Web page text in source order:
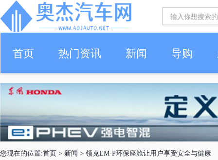
首页 热门资讯 新闻 导购
您现在的位置:首页 > 新闻 > 领克EM-P环保座舱让用户享受安全与健康